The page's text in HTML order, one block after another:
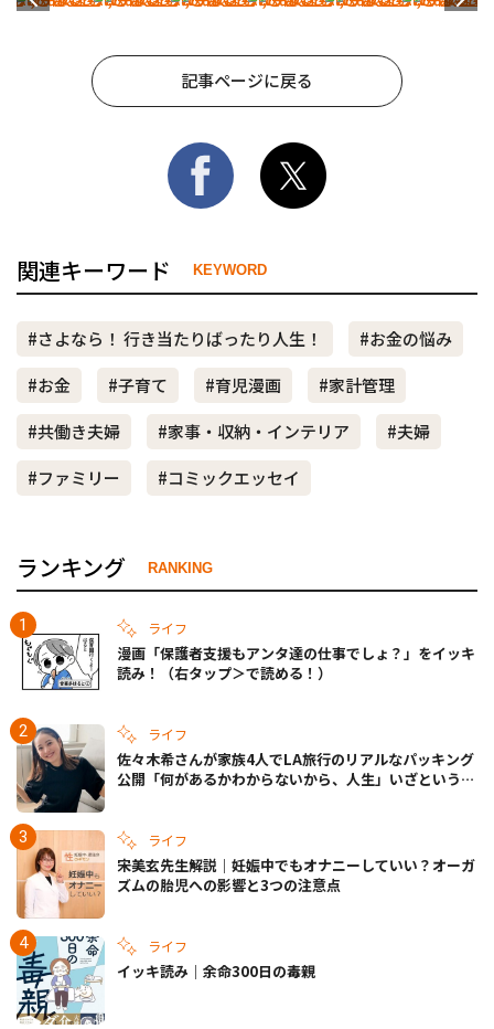
記事ページに戻る
関連キーワード KEYWORD
#さよなら！ 行き当たりばったり人生！
#お金の悩み
#お金
#子育て #育児漫画
#家計管理
#共働き夫婦
#家事・収納・インテリア
#夫婦
#ファミリー
#コミックエッセイ
ランキング RANKING
ライフ
漫画「保護者支援もアンタ達の仕事でしょ？」をイッキ
読み！（右タップ＞で読める！）
ライフ
佐々木希さんが家族4人でLA旅行のリアルなパッキング
公開「何があるかわからないから、人生」いざというと
ライフ
宋美玄先生解説｜妊娠中でもオナニーしていい？オーガ
ズムの胎児への影響と3つの注意点
ライフ
イッキ読み｜余命300日の毒親